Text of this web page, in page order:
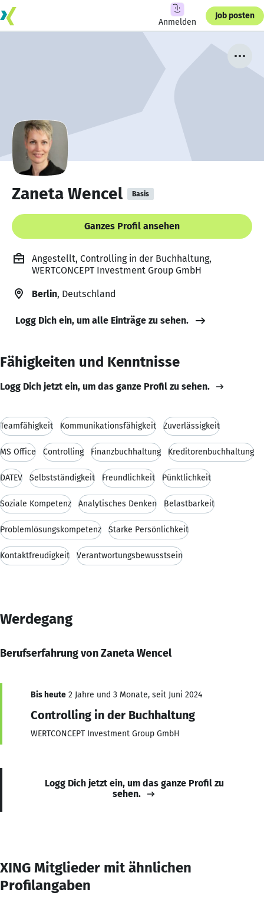
Anmelden
Job posten
Zaneta Wencel Basis
Ganzes Profil ansehen
Angestellt, Controlling in der Buchhaltung,
WERTCONCEPT Investment Group GmbH
Berlin, Deutschland
Logg Dich ein, um alle Einträge zu sehen.
Fähigkeiten und Kenntnisse
Logg Dich jetzt ein, um das ganze Profil zu sehen.
Teamfähigkeit Kommunikationsfähigkeit Zuverlässigkeit
MS Office Controlling Finanzbuchhaltung Kreditorenbuchhaltung
DATEV Selbstständigkeit Freundlichkeit Pünktlichkeit
Soziale Kompetenz Analytisches Denken Belastbarkeit
Problemlösungskompetenz Starke Persönlichkeit
Kontaktfreudigkeit Verantwortungsbewusstsein
Werdegang
Berufserfahrung von Zaneta Wencel
Bis heute 2 Jahre und 3 Monate, seit Juni 2024
Controlling in der Buchhaltung
WERTCONCEPT Investment Group GmbH
Logg Dich jetzt ein, um das ganze Profil zu
sehen.
XING Mitglieder mit ähnlichen
Profilangaben